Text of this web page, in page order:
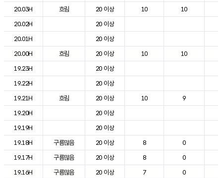
20.03H
흐림 20 이상 10 10
20.02H
20 이상
20.01H
20 이상
20.00H
흐림 20 이상 10 10
19.23H
20 이상
19.22H
20 이상
19.21H
흐림 20 이상 10 9
19.20H
20 이상
19.19H
20 이상
19.18H
구름많음 20 이상 8 0
19.17H
구름많음 20 이상 8 0
19.16H
구름많음 20 이상 7 0